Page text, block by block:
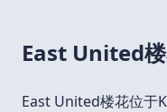
East United
East United楼花位于